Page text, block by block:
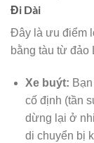
Đi Dài
Đây là ưu điểm
bằng tàu từ đảo
Xe buýt:
cố định (tần
dừng lại ở
di chuyển bị